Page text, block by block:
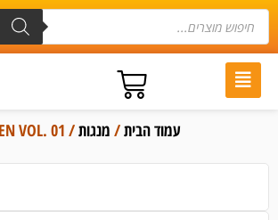
עמוד הבית/ מנגות/ GIVEN VOL. 01